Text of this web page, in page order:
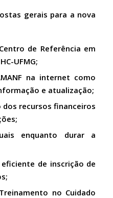
gerais para a nova
de Referência em
UFMG;
na internet como
e atualização;
recursos financeiros
enquanto durar a
de inscrição de
no Cuidado